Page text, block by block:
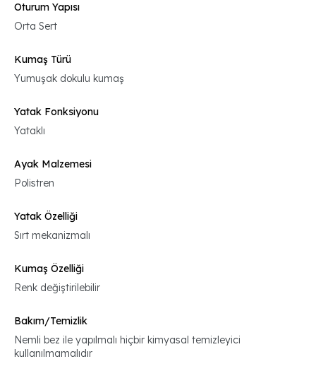
Oturum Yapısı
Orta Sert
Kumaş Türü
Yumuşak dokulu kumaş
Yatak Fonksiyonu
Yataklı
Ayak Malzemesi
Polistren
Yatak Özelliği
Sırt mekanizmalı
Kumaş Özelliği
Renk değiştirilebilir
Bakım/Temizlik
Nemli bez ile yapılmalı hiçbir kimyasal temizleyici
kullanılmamalıdır